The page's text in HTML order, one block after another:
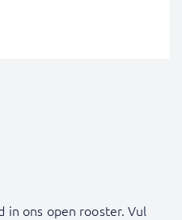
in ons open rooster. Vul